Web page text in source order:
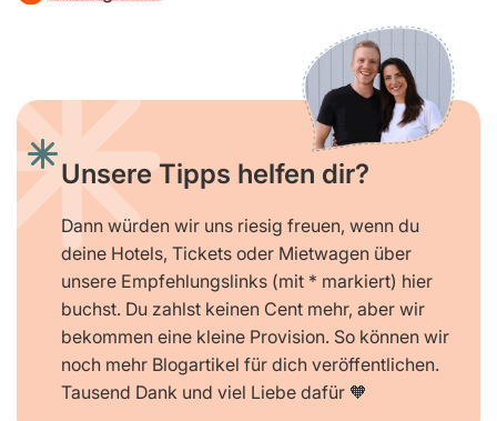
Unsere Tipps helfen dir?
Dann würden wir uns riesig freuen, wenn du
deine Hotels, Tickets oder Mietwagen über
unsere Empfehlungslinks (mit * markiert) hier
buchst. Du zahlst keinen Cent mehr, aber wir
bekommen eine kleine Provision. So können wir
noch mehr Blogartikel für dich veröffentlichen.
Tausend Dank und viel Liebe dafür 🧡